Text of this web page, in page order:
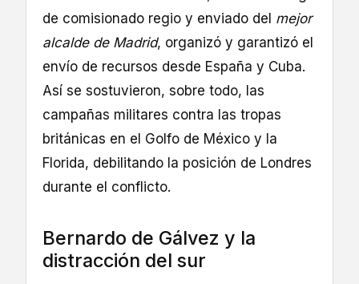
de comisionado regio y enviado del mejor
alcalde de Madrid, organizó y garantizó el
envío de recursos desde España y Cuba.
Así se sostuvieron, sobre todo, las
campañas militares contra las tropas
británicas en el Golfo de México y la
Florida, debilitando la posición de Londres
durante el conflicto.
Bernardo de Gálvez y la
distracción del sur